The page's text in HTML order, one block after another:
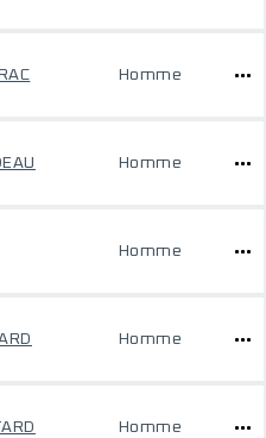
Homme
Homme
Homme
Homme
Homme